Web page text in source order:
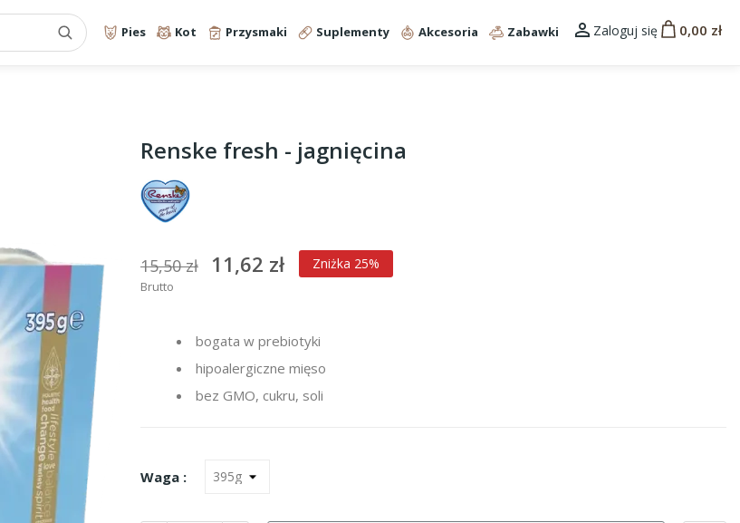
Pies Kot Przysmaki Suplementy Akcesoria Zabawki  Zaloguj się 0,00 zł
Renske fresh - jagnięcina
15,50 zł 11,62 zł Zniżka 25%
Brutto
bogata w prebiotyki
hipoalergiczne mięso
bez GMO, cukru, soli
Waga :